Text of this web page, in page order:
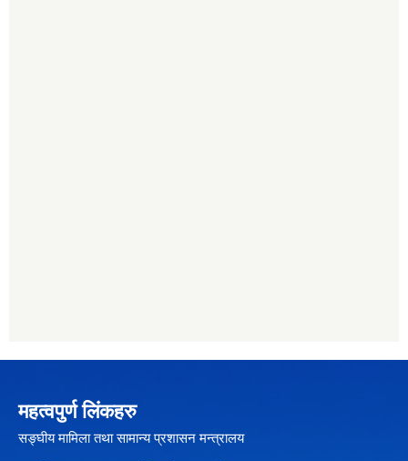
महत्वपुर्ण लिंकहरु
सङ्घीय मामिला तथा सामान्य प्रशासन मन्त्रालय